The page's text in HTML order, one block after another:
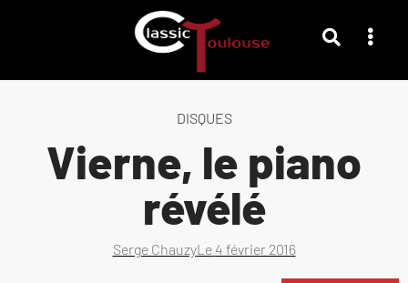
DISQUES
Vierne, le piano
révélé
Serge ChauzyLe 4 février 2016